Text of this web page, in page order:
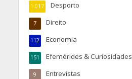
Desporto
1.017
Direito
7
Economia
112
Efemérides & Curiosidades
151
Entrevistas
9